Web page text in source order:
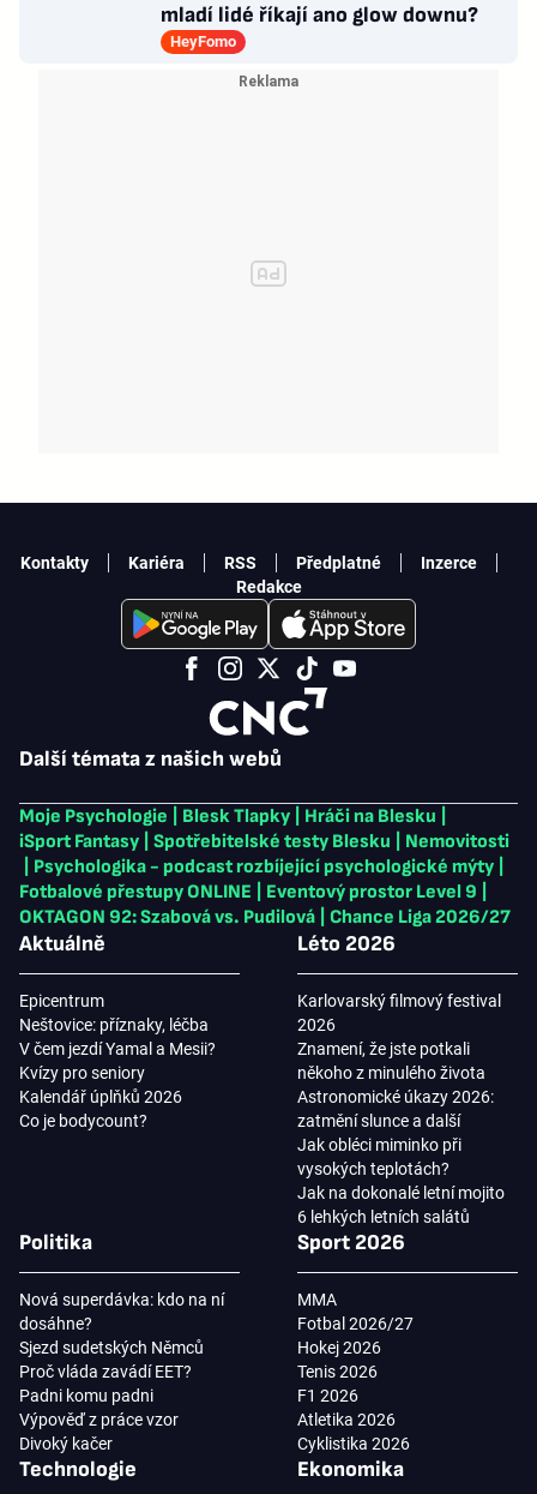
mladí lidé říkají ano glow downu?
HeyFomo
Další témata z našich webů
Moje Psychologie Blesk Tlapky Hráči na Blesku
iSport Fantasy
Spotřebitelské testy Blesku
Nemovitosti
Psychologika - podcast rozbíjející psychologické mýty
Fotbalové přestupy ONLINE
Eventový prostor Level 9
OKTAGON 92: Szabová vs. Pudilová
Chance Liga 2026/27
Aktuálně
Epicentrum
Neštovice: příznaky, léčba
V čem jezdí Yamal a Mesii?
Kvízy pro seniory
Kalendář úplňků 2026
Co je bodycount?
Léto 2026
Karlovarský filmový festival
2026
Znamení, že jste potkali
někoho z minulého života
Astronomické úkazy 2026:
zatmění slunce a další
Jak obléci miminko při
vysokých teplotách?
Jak na dokonalé letní mojito
6 lehkých letních salátů
Politika
Nová superdávka: kdo na ní
dosáhne?
Sjezd sudetských Němců
Proč vláda zavádí EET?
Padni komu padni
Výpověď z práce vzor
Divoký kačer
Sport 2026
MMA
Fotbal 2026/27
Hokej 2026
Tenis 2026
F1 2026
Atletika 2026
Cyklistika 2026
Technologie Ekonomika
Kontakty Kariéra RSS Předplatné
Inzerce
Redakce